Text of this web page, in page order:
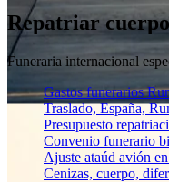
Repatriar
Funeraria internacional
Gastos funerarios
Traslado, España,
Presupuesto
Convenio funerario
Ajuste ataúd avión
Cenizas, cuerpo,